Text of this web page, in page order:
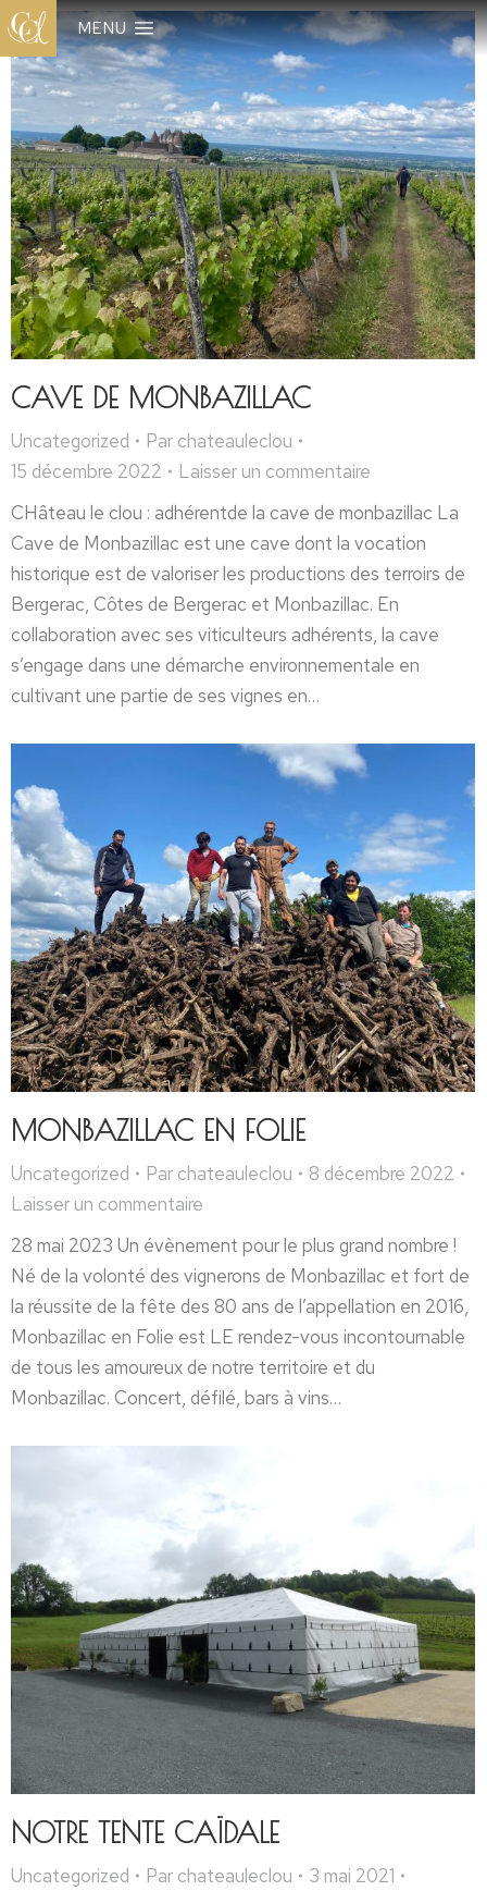
MENU
CAVE DE MONBAZILLAC
Uncategorized Par chateauleclou
15 décembre 2022
Laisser un commentaire
CHâteau le clou : adhérentde la cave de monbazillac La
Cave de Monbazillac est une cave dont la vocation
historique est de valoriser les productions des terroirs de
Bergerac, Côtes de Bergerac et Monbazillac. En
collaboration avec ses viticulteurs adhérents, la cave
s’engage dans une démarche environnementale en
cultivant une partie de ses vignes en…
MONBAZILLAC EN FOLIE
Uncategorized Par chateauleclou
8 décembre 2022
Laisser un commentaire
28 mai 2023 Un évènement pour le plus grand nombre !
Né de la volonté des vignerons de Monbazillac et fort de
la réussite de la fête des 80 ans de l’appellation en 2016,
Monbazillac en Folie est LE rendez-vous incontournable
de tous les amoureux de notre territoire et du
Monbazillac. Concert, défilé, bars à vins…
NOTRE TENTE CAÏDALE
Uncategorized Par chateauleclou
3 mai 2021